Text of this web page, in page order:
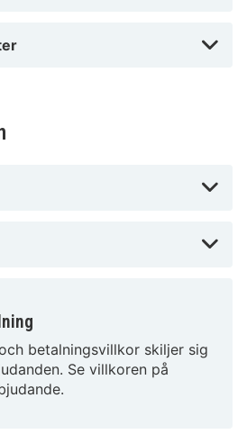
betalningsvillkor skiljer sig
Se villkoren på